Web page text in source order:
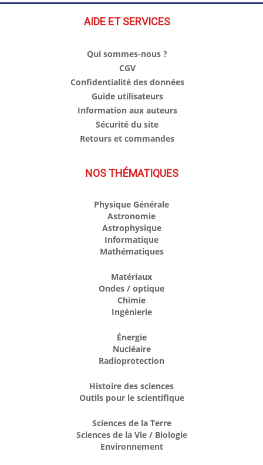
AIDE ET SERVICES
Qui sommes-nous ?
CGV
Confidentialité des données
Guide utilisateurs
Information aux auteurs
Sécurité du site
Retours et commandes
NOS THÉMATIQUES
Physique Générale
Astronomie
Astrophysique
Informatique
Mathématiques
Matériaux
Ondes / optique
Chimie
Ingénierie
Énergie
Nucléaire
Radioprotection
Histoire des sciences
Outils pour le scientifique
Sciences de la Terre
Sciences de la Vie / Biologie
Environnement